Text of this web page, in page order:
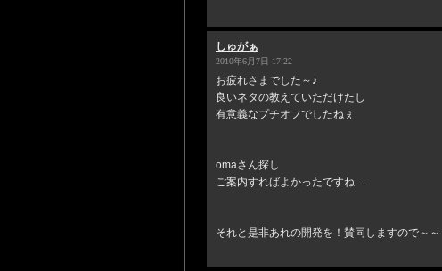
しゅがぁ
2010年6月7日 17:22
お疲れさまでした～♪
良いネタの教えていただけたし
有意義なプチオフでしたねぇ
omaさん探し
ご案内すればよかったですね....
それと是非あれの開発を！賛同しますので～～